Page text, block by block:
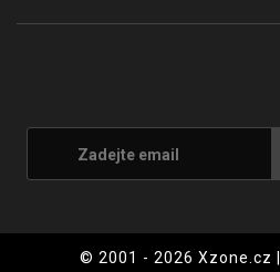
© 2001 - 2026 Xzone.cz |